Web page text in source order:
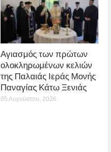
Αγιασμός των πρώτων
ολοκληρωμένων κελιών
της Παλαιάς Ιεράς Μονής
Παναγίας Κάτω Ξενιάς
05 Αυγούστου, 2026